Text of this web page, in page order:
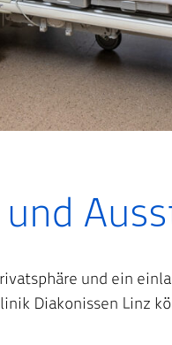
und ein
Diakonissen Linz